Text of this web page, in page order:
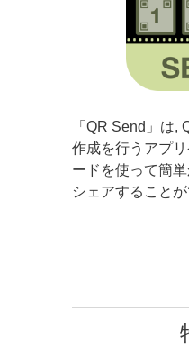
「QR Send」は,
作成を行うアプ
ードを使って簡
シェアすること